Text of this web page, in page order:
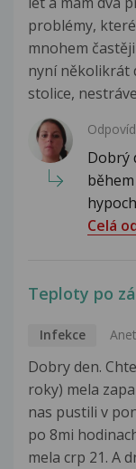
problémy,
mnohem
nyní několikrát
stolice,
Dobrý
Celá
Teploty po
Infekce
Dobry den.
roky) mela
nas pustili v
po 8mi
mela crp 21. A